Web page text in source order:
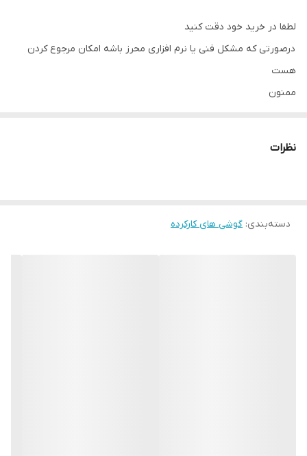
لطفا در خرید خود دقت کنید
درصورتی که مشکل فنی یا نرم افزاری محرز باشه امکان مرجوع کردن
هست
ممنون
نظرات
دسته‌بندی: گوشی های کارکرده